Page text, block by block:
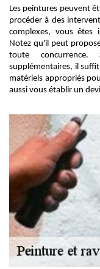
Les peintures peuvent
procéder à des
complexes, vous êtes
Notez qu'il peut
toute concurrence.
supplémentaires, il
matériels appropriés
aussi vous établir un